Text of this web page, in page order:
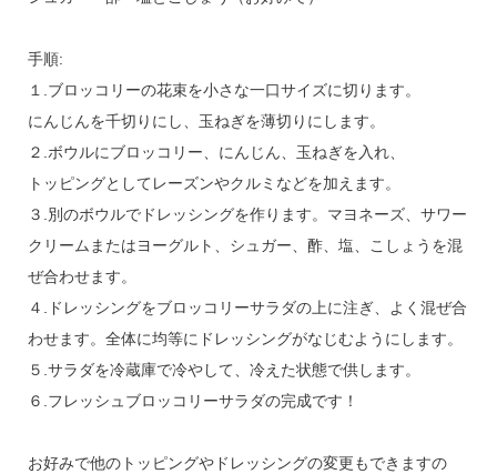
手順:
１.ブロッコリーの花束を小さな一口サイズに切ります。
にんじんを千切りにし、玉ねぎを薄切りにします。
２.ボウルにブロッコリー、にんじん、玉ねぎを入れ、
トッピングとしてレーズンやクルミなどを加えます。
３.別のボウルでドレッシングを作ります。マヨネーズ、サワー
クリームまたはヨーグルト、シュガー、酢、塩、こしょうを混
ぜ合わせます。
４.ドレッシングをブロッコリーサラダの上に注ぎ、よく混ぜ合
わせます。全体に均等にドレッシングがなじむようにします。
５.サラダを冷蔵庫で冷やして、冷えた状態で供します。
６.フレッシュブロッコリーサラダの完成です！
お好みで他のトッピングやドレッシングの変更もできますの